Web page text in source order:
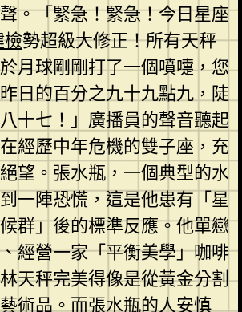
。「緊急！緊急！今日星座
檢勢超級大修正！所有天秤
月球剛剛打了一個噴嚏，您
日的百分之九十九點九，陡
十七！」廣播員的聲音聽起
經歷中年危機的雙子座，充
望。張水瓶，一個典型的水
一陣恐慌，這是他患有「星
群」後的標準反應。他單戀
經營一家「平衡美學」咖啡
天秤完美得像是從黃金分割
術品。而張水瓶的人安慎